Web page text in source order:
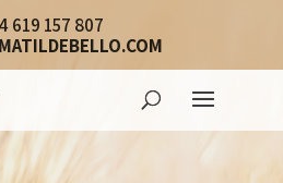
619 157 807